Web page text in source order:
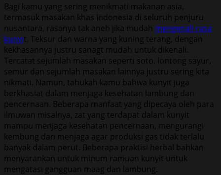
Bagi kamu yang sering menikmati makanan asia,
termasuk masakan khas Indonesia di seluruh penjuru
nusantara, rasanya tak aneh jika mudah mengenali rasa
kunyit. Teksur dan warna yang kuning terang, dengan
kekhasannya justru sanagt mudah untuk dikenali.
Tercatat sejumlah masakan seperti soto, lontong sayur,
semur dan sejumlah masakan lainnya justru sering kita
nikmati. Namun, tahukah kamu bahwa kunyit juga
berkhasiat dalam menjaga kesehatan lambung dan
pencernaan. Beberapa manfaat yang dipecaya oleh para
ilmuwan misalnya, zat yang terdapat dalam kunyit
mampu menjaga kesehatan pencernaan, mengurangi
kembung dan menjaga agar produksi gas tidak terlalu
banyak dalam perut. Beberapa praktisi herbal bahkan
menyarankan untuk minum ramuan kunyit untuk
mengatasi gangguan maag dan lambung.